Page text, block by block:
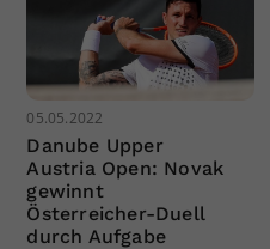
05.05.2022
Danube Upper
Austria Open: Novak
gewinnt
Österreicher-Duell
durch Aufgabe